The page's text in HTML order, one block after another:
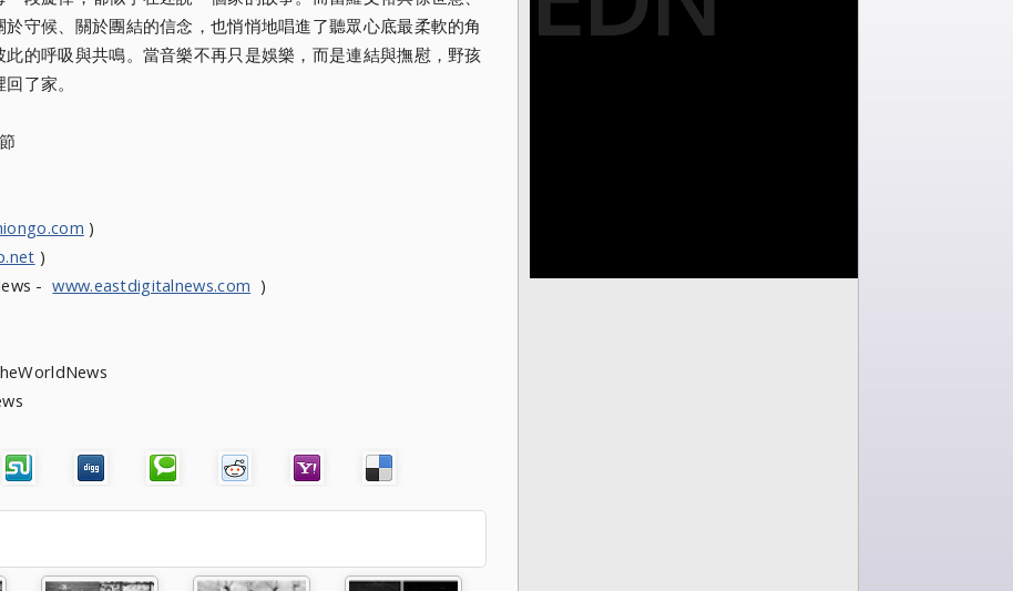
守候、關於團結的信念，也悄悄地唱進了聽眾心底最柔軟的角
的呼吸與共鳴。當音樂不再只是娛樂，而是連結與撫慰，野孩
了家。
)
)
-www.eastdigitalnews.com )